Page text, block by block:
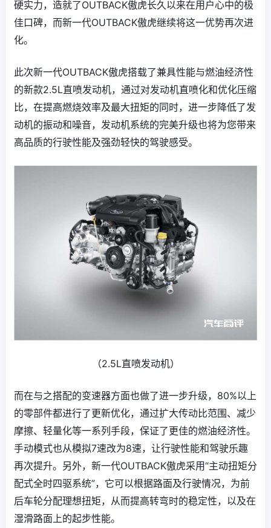
硬实力，造就了OUTBACK傲虎长久以来在用户心中的极
佳口碑，而新一代OUTBACK傲虎继续将这一优势再次进
化。
此次新一代OUTBACK傲虎搭载了兼具性能与燃油经济性
的新款2.5L直喷发动机，通过对发动机直喷化和优化压缩
比，在提高燃烧效率及最大扭矩的同时，进一步降低了发
动机的振动和噪音，发动机系统的完美升级也将为您带来
高品质的行驶性能及强劲轻快的驾驶感受。
（2.5L直喷发动机）
而在与之搭配的变速器方面也做了进一步升级，80%以上
的零部件都进行了更新优化，通过扩大传动比范围、减少
摩擦、轻量化等一系列手段，保证了更佳的燃油经济性。
手动模式也从模拟7速改为8速，让行驶性能和驾驶乐趣
再次提升。另外，新一代OUTBACK傲虎采用“主动扭矩分
配式全时四驱系统”，它可以根据路面及行驶情况，为前
后车轮分配理想扭矩，从而提高转弯时的稳定性，以及在
湿滑路面上的起步性能。